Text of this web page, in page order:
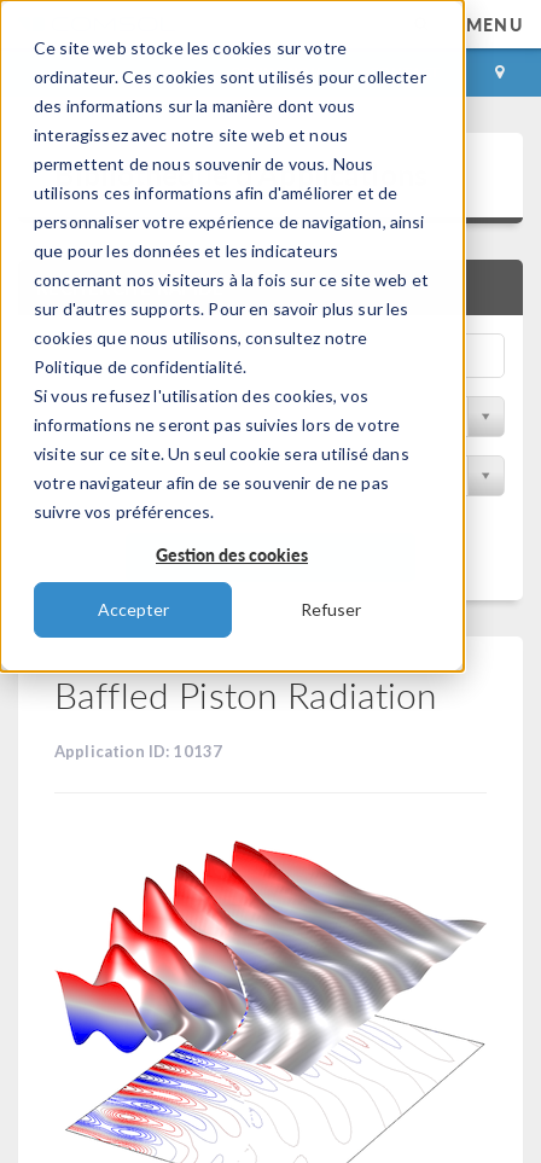
Ce site web stocke les cookies sur votre
ordinateur. Ces cookies sont utilisés pour collecter
des informations sur la manière dont vous
interagissez avec notre site web et nous
permettent de nous souvenir de vous. Nous
utilisons ces informations afin d'améliorer et de
personnaliser votre expérience de navigation, ainsi
que pour les données et les indicateurs
concernant nos visiteurs à la fois sur ce site web et
sur d'autres supports. Pour en savoir plus sur les
cookies que nous utilisons, consultez notre
Politique de confidentialité.
Si vous refusez l'utilisation des cookies, vos
informations ne seront pas suivies lors de votre
visite sur ce site. Un seul cookie sera utilisé dans
votre navigateur afin de se souvenir de ne pas
suivre vos préférences.
Gestion des cookies
Accepter Refuser
MENU
CONNEXION CONTACT
Bibliothèque d'Applications
RECHERCHE RAPIDE
Trier par Discipline
Filtrer par produit
Filtrer
Baffled Piston Radiation
Application ID: 10137